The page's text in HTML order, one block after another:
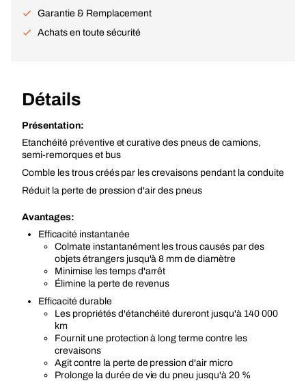
Garantie & Remplacement
Achats en toute sécurité
Détails
Présentation:
Etanchéité préventive et curative des pneus de camions,
semi-remorques et bus
Comble les trous créés par les crevaisons pendant la conduite
Réduit la perte de pression d'air des pneus
Avantages:
Efficacité instantanée
Colmate instantanément les trous causés par des
objets étrangers jusqu'à 8 mm de diamètre
Minimise les temps d'arrêt
Élimine la perte de revenus
Efficacité durable
Les propriétés d'étanchéité dureront jusqu'à 140 000
km
Fournit une protection à long terme contre les
crevaisons
Agit contre la perte de pression d'air micro
Prolonge la durée de vie du pneu jusqu'à 20 %